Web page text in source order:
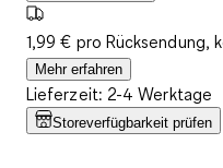
1,99 € pro Rücksendung,
Mehr erfahren
Lieferzeit: 2-4 Werktage
Storeverfügbarkeit prüfen